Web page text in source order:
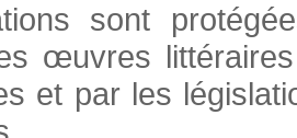
sont
œuvres
et par les